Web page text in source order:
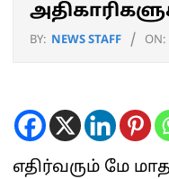
BY: NEWS STAFF ON:
எதிர்வரும் மே